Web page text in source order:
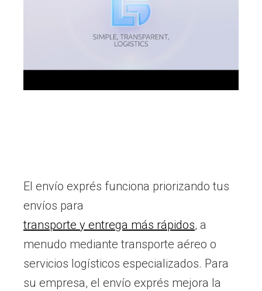
El envío exprés funciona priorizando tus
envíos para
transporte y entrega más rápidos, a
menudo mediante transporte aéreo o
servicios logísticos especializados. Para
su empresa, el envío exprés mejora la